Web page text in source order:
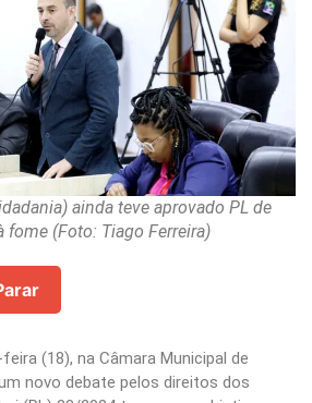
ainda teve aprovado PL de
fome (Foto: Tiago Ferreira)
(18), na Câmara Municipal de
novo debate pelos direitos dos